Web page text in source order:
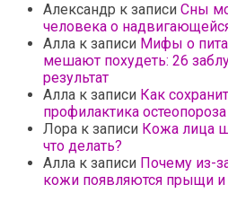
Александр к записи Сны
человека о
Алла к записи Мифы о
мешают похудеть: 26
результат
Алла к записи Как
профилактика
Лора к записи Кожа лица
что делать?
Алла к записи Почему из-
кожи появляются прыщи